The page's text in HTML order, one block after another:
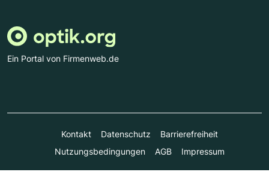
Ein Portal von Firmenweb.de
Kontakt Datenschutz
Barrierefreiheit
Nutzungsbedingungen
AGB Impressum